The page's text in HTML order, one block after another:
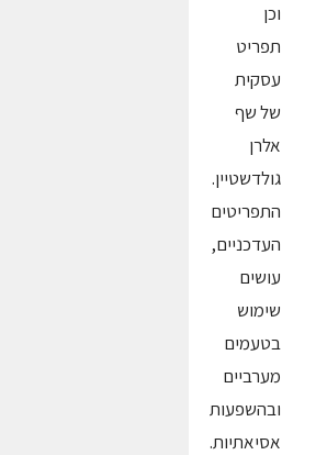
וכן
תפריט
עסקית
של שף
אלרן
גולדשטיין.
התפריטים
העדכניים,
עושים
שימוש
בטעמים
מערביים
ובהשפעות
אסיאתיות.